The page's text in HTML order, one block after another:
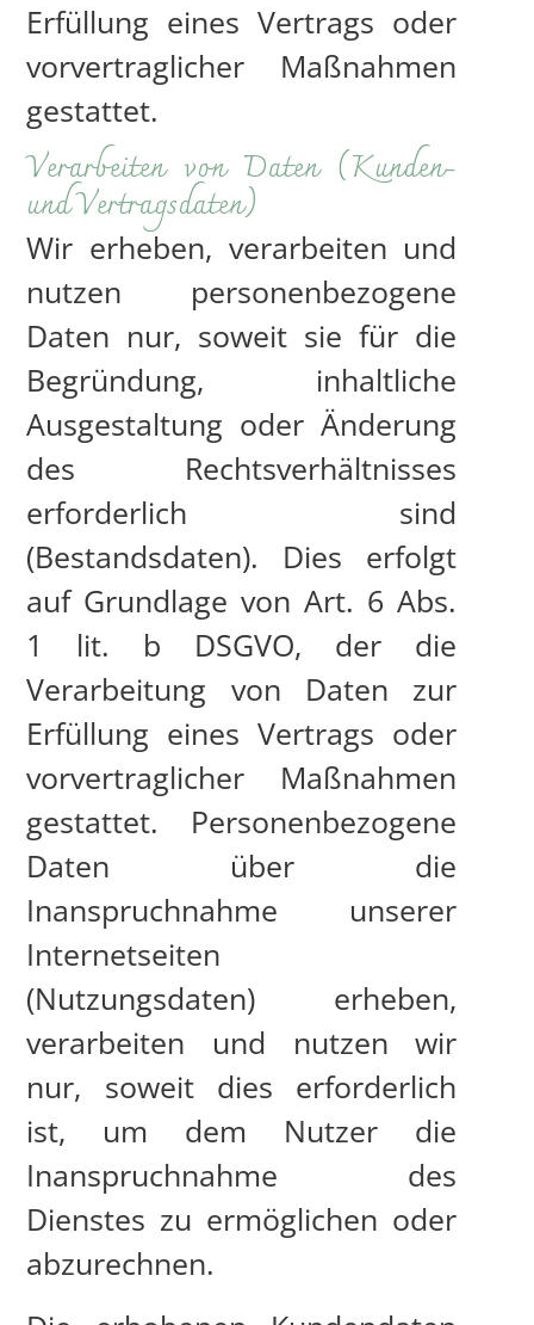
Erfüllung eines Vertrags oder
vorvertraglicher Maßnahmen
gestattet.
Verarbeiten von Daten (Kunden-
und Vertragsdaten)
Wir erheben, verarbeiten und
nutzen personenbezogene
Daten nur, soweit sie für die
Begründung, inhaltliche
Ausgestaltung oder Änderung
des Rechtsverhältnisses
erforderlich sind
(Bestandsdaten). Dies erfolgt
auf Grundlage von Art. 6 Abs.
1 lit. b DSGVO, der die
Verarbeitung von Daten zur
Erfüllung eines Vertrags oder
vorvertraglicher Maßnahmen
gestattet. Personenbezogene
Daten über die
Inanspruchnahme unserer
Internetseiten
(Nutzungsdaten) erheben,
verarbeiten und nutzen wir
nur, soweit dies erforderlich
ist, um dem Nutzer die
Inanspruchnahme des
Dienstes zu ermöglichen oder
abzurechnen.